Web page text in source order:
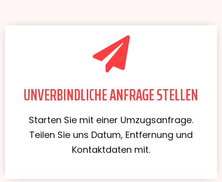
UNVERBINDLICHE ANFRAGE STELLEN
Starten Sie mit einer Umzugsanfrage.
Teilen Sie uns Datum, Entfernung und
Kontaktdaten mit.